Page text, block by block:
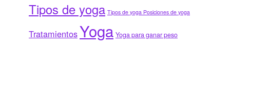
Tipos de yoga Tipos de yoga Posiciones de yoga
TratamientosYoga Yoga para ganar peso